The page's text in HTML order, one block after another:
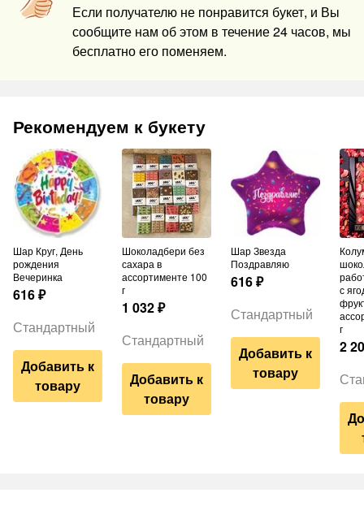
Если получателю не понравится букет, и Вы
сообщите нам об этом в течение 24 часов, мы
бесплатно его поменяем.
Рекомендуем к букету
Шар Круг, День
рождения
Вечеринка
616₽
Стандартный
Добавить к
товару
Шоколадбери без
сахара в
ассортименте 100
г
1 032₽
Стандартный
Добавить к
товару
Шар Звезда
Поздравляю
616₽
Стандартный
Добавить к
товару
Колумбийский
с
г
2